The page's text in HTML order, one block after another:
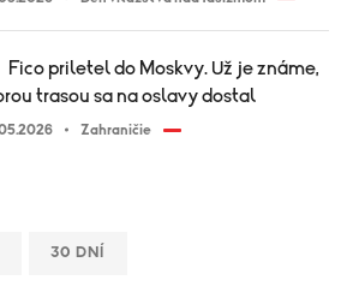
trasou sa na oslavy dostal
Zahraničie
30 DNÍ